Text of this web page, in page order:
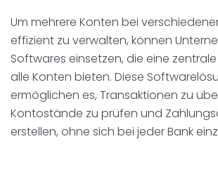
Um mehrere Konten bei
effizient zu verwalten, können
Softwares einsetzen, die eine
alle Konten bieten. Diese
ermöglichen es, Transaktionen zu
Kontostände zu prüfen und
erstellen, ohne sich bei jeder Bank